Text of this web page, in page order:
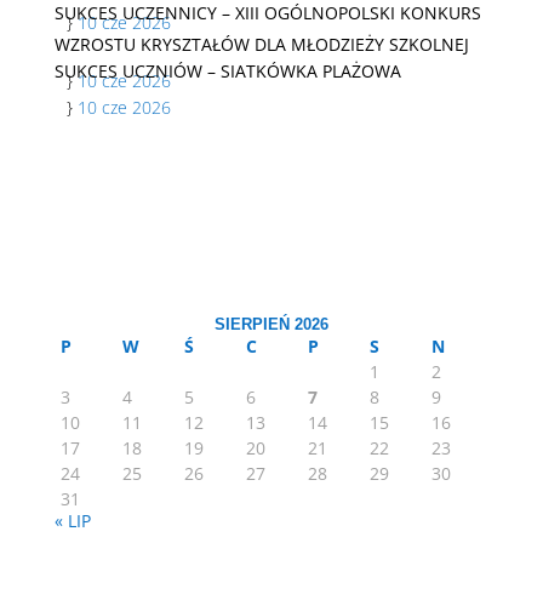
}10 cze 2026
SUKCES UCZENNICY – XIII OGÓLNOPOLSKI KONKURS
WZROSTU KRYSZTAŁÓW DLA MŁODZIEŻY SZKOLNEJ
}10 cze 2026
SUKCES UCZNIÓW – SIATKÓWKA PLAŻOWA
}10 cze 2026
SIERPIEŃ 2026
P W Ś C P S
N
1
2
3
4 5 6 7 8
9
10
11 12 13 14 15
16
17
18 19 20 21 22
23
24
25 26 27 28 29
30
31
« LIP